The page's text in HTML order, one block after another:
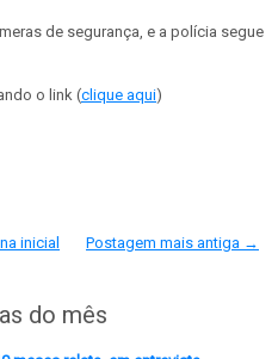
de segurança, e a polícia segue
o link (clique aqui)
Postagem mais antiga →
inicial
do mês